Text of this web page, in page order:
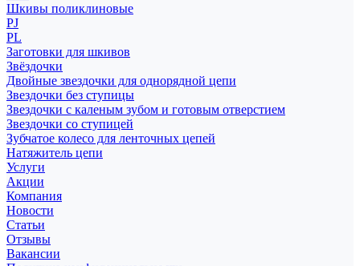
Шкивы поликлиновые
PJ
PL
Заготовки для шкивов
Звёздочки
Двойные звездочки для однорядной цепи
Звездочки без ступицы
Звездочки с каленым зубом и готовым отверстием
Звездочки со ступицей
Зубчатое колесо для ленточных цепей
Натяжитель цепи
Услуги
Акции
Компания
Новости
Статьи
Отзывы
Вакансии